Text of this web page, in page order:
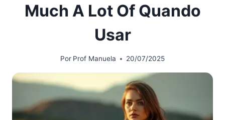
Much A Lot Of Quando
Usar
Por Prof Manuela 20/07/2025